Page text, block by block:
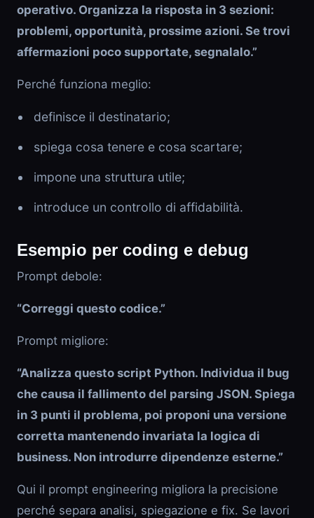
operativo. Organizza la risposta in 3 sezioni:
problemi, opportunità, prossime azioni. Se trovi
affermazioni poco supportate, segnalalo.”
Perché funziona meglio:
definisce il destinatario;
spiega cosa tenere e cosa scartare;
impone una struttura utile;
introduce un controllo di affidabilità.
Esempio per coding e debug
Prompt debole:
“Correggi questo codice.”
Prompt migliore:
“Analizza questo script Python. Individua il bug
che causa il fallimento del parsing JSON. Spiega
in 3 punti il problema, poi proponi una versione
corretta mantenendo invariata la logica di
business. Non introdurre dipendenze esterne.”
Qui il prompt engineering migliora la precisione
perché separa analisi, spiegazione e fix. Se lavori